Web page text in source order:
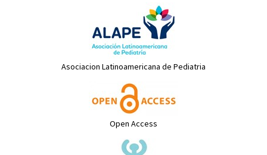
Asociacion Latinoamericana de Pediatria
Open Access